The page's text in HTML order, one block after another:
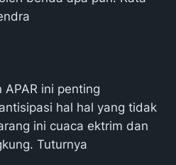
APAR ini penting
hal hal yang tidak
ini cuaca ektrim dan
Tuturnya